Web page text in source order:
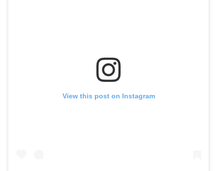
View this post on Instagram